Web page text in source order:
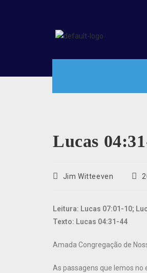
Lucas
Jim Witteeven
Leitura: Lucas 07:01-10;
Texto: Lucas 04:31-44
Amada Congregação de
As passagens que lemos